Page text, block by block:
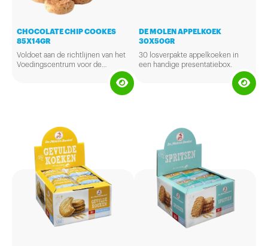
CHOCOLATE CHIP COOKES
85X14GR
Voldoet aan de richtlijnen van het
Voedingscentrum voor de
Gezonde Schoolkantine (GSK).
DE MOLEN APPELKOEK
30X50GR
30 losverpakte appelkoeken in
een handige presentatiebox.